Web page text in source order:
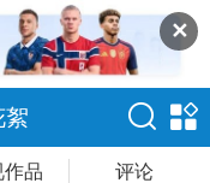
✕
絮
作品 评论